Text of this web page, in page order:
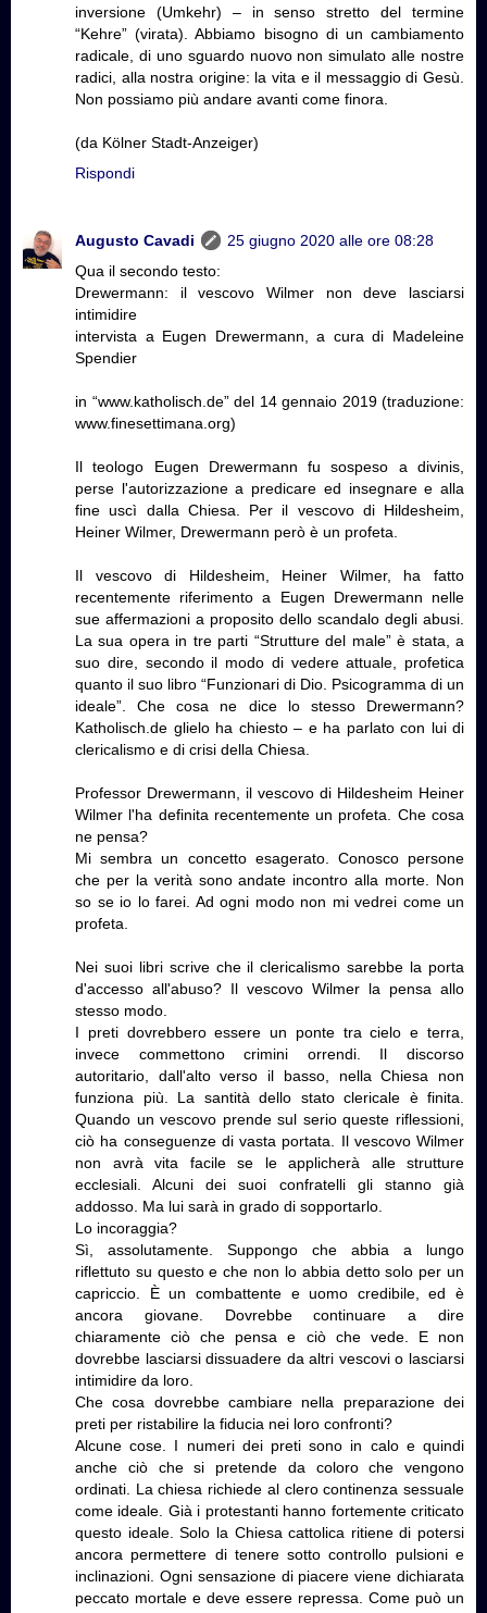
inversione (Umkehr) – in senso stretto del termine
“Kehre” (virata). Abbiamo bisogno di un cambiamento
radicale, di uno sguardo nuovo non simulato alle nostre
radici, alla nostra origine: la vita e il messaggio di Gesù.
Non possiamo più andare avanti come finora.
(da Kölner Stadt-Anzeiger)
Rispondi
Augusto Cavadi
25 giugno 2020 alle ore 08:28
Qua il secondo testo:
Drewermann: il vescovo Wilmer non deve lasciarsi
intimidire
intervista a Eugen Drewermann, a cura di Madeleine
Spendier
in “www.katholisch.de” del 14 gennaio 2019 (traduzione:
www.finesettimana.org)
Il teologo Eugen Drewermann fu sospeso a divinis,
perse l'autorizzazione a predicare ed insegnare e alla
fine uscì dalla Chiesa. Per il vescovo di Hildesheim,
Heiner Wilmer, Drewermann però è un profeta.
Il vescovo di Hildesheim, Heiner Wilmer, ha fatto
recentemente riferimento a Eugen Drewermann nelle
sue affermazioni a proposito dello scandalo degli abusi.
La sua opera in tre parti “Strutture del male” è stata, a
suo dire, secondo il modo di vedere attuale, profetica
quanto il suo libro “Funzionari di Dio. Psicogramma di un
ideale”. Che cosa ne dice lo stesso Drewermann?
Katholisch.de glielo ha chiesto – e ha parlato con lui di
clericalismo e di crisi della Chiesa.
Professor Drewermann, il vescovo di Hildesheim Heiner
Wilmer l'ha definita recentemente un profeta. Che cosa
ne pensa?
Mi sembra un concetto esagerato. Conosco persone
che per la verità sono andate incontro alla morte. Non
so se io lo farei. Ad ogni modo non mi vedrei come un
profeta.
Nei suoi libri scrive che il clericalismo sarebbe la porta
d'accesso all'abuso? Il vescovo Wilmer la pensa allo
stesso modo.
I preti dovrebbero essere un ponte tra cielo e terra,
invece commettono crimini orrendi. Il discorso
autoritario, dall'alto verso il basso, nella Chiesa non
funziona più. La santità dello stato clericale è finita.
Quando un vescovo prende sul serio queste riflessioni,
ciò ha conseguenze di vasta portata. Il vescovo Wilmer
non avrà vita facile se le applicherà alle strutture
ecclesiali. Alcuni dei suoi confratelli gli stanno già
addosso. Ma lui sarà in grado di sopportarlo.
Lo incoraggia?
Sì, assolutamente. Suppongo che abbia a lungo
riflettuto su questo e che non lo abbia detto solo per un
capriccio. È un combattente e uomo credibile, ed è
ancora giovane. Dovrebbe continuare a dire
chiaramente ciò che pensa e ciò che vede. E non
dovrebbe lasciarsi dissuadere da altri vescovi o lasciarsi
intimidire da loro.
Che cosa dovrebbe cambiare nella preparazione dei
preti per ristabilire la fiducia nei loro confronti?
Alcune cose. I numeri dei preti sono in calo e quindi
anche ciò che si pretende da coloro che vengono
ordinati. La chiesa richiede al clero continenza sessuale
come ideale. Già i protestanti hanno fortemente criticato
questo ideale. Solo la Chiesa cattolica ritiene di potersi
ancora permettere di tenere sotto controllo pulsioni e
inclinazioni. Ogni sensazione di piacere viene dichiarata
peccato mortale e deve essere repressa. Come può un